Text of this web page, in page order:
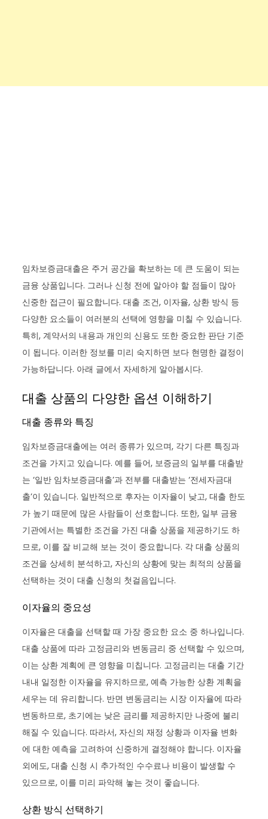
임차보증금대출은 주거 공간을 확보하는 데 큰 도움이 되는
금융 상품입니다. 그러나 신청 전에 알아야 할 점들이 많아
신중한 접근이 필요합니다. 대출 조건, 이자율, 상환 방식 등
다양한 요소들이 여러분의 선택에 영향을 미칠 수 있습니다.
특히, 계약서의 내용과 개인의 신용도 또한 중요한 판단 기준
이 됩니다. 이러한 정보를 미리 숙지하면 보다 현명한 결정이
가능하답니다. 아래 글에서 자세하게 알아봅시다.
대출 상품의 다양한 옵션 이해하기
대출 종류와 특징
임차보증금대출에는 여러 종류가 있으며, 각기 다른 특징과
조건을 가지고 있습니다. 예를 들어, 보증금의 일부를 대출받
는 ‘일반 임차보증금대출’과 전부를 대출받는 ‘전세자금대
출’이 있습니다. 일반적으로 후자는 이자율이 낮고, 대출 한도
가 높기 때문에 많은 사람들이 선호합니다. 또한, 일부 금융
기관에서는 특별한 조건을 가진 대출 상품을 제공하기도 하
므로, 이를 잘 비교해 보는 것이 중요합니다. 각 대출 상품의
조건을 상세히 분석하고, 자신의 상황에 맞는 최적의 상품을
선택하는 것이 대출 신청의 첫걸음입니다.
이자율의 중요성
이자율은 대출을 선택할 때 가장 중요한 요소 중 하나입니다.
대출 상품에 따라 고정금리와 변동금리 중 선택할 수 있으며,
이는 상환 계획에 큰 영향을 미칩니다. 고정금리는 대출 기간
내내 일정한 이자율을 유지하므로, 예측 가능한 상환 계획을
세우는 데 유리합니다. 반면 변동금리는 시장 이자율에 따라
변동하므로, 초기에는 낮은 금리를 제공하지만 나중에 불리
해질 수 있습니다. 따라서, 자신의 재정 상황과 이자율 변화
에 대한 예측을 고려하여 신중하게 결정해야 합니다. 이자율
외에도, 대출 신청 시 추가적인 수수료나 비용이 발생할 수
있으므로, 이를 미리 파악해 놓는 것이 좋습니다.
상환 방식 선택하기